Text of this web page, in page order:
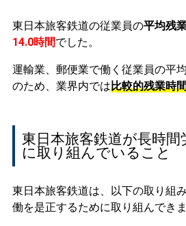
東日本旅客鉄道の従業員の平均残
14.0時間でした。
運輸業、郵便業で働く従業員の平
のため、業界内では比較的残業時
東日本旅客鉄道が長時間
に取り組んでいること
東日本旅客鉄道は、以下の取り組
働を是正するために取り組んできま